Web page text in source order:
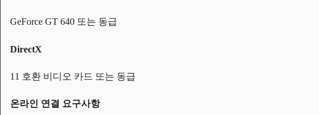
GeForce GT 640 또는 동급
DirectX
11 호환 비디오 카드 또는 동급
온라인 연결 요구사항